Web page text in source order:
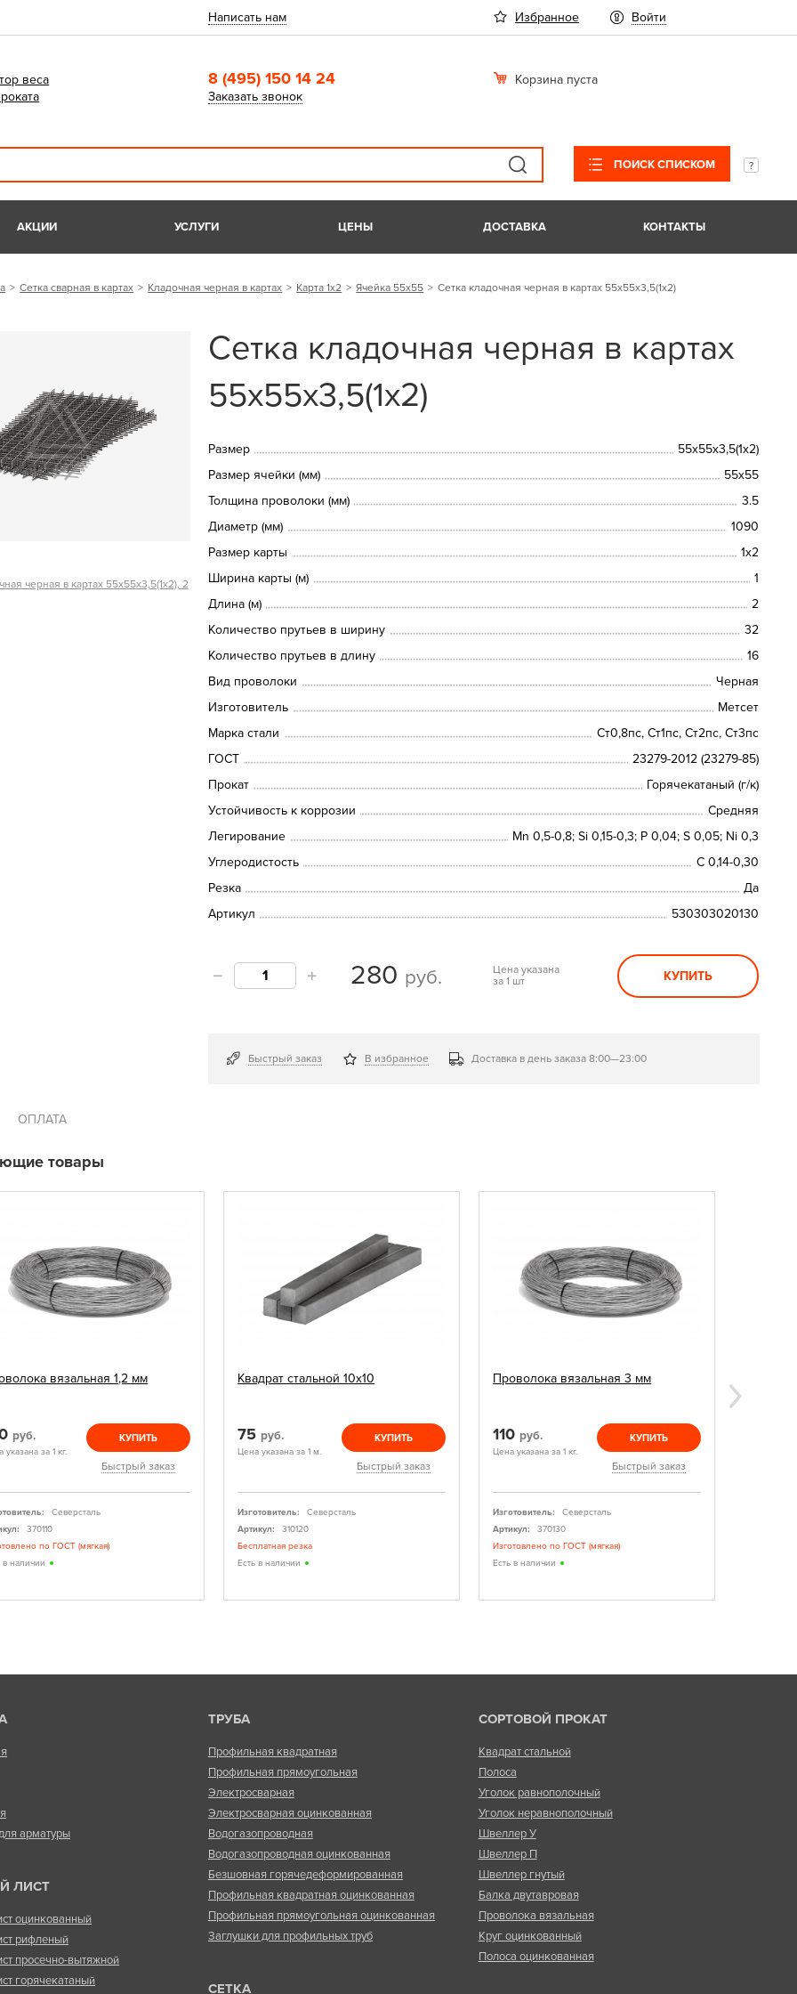
Написать нам Избранное Войти
веса
8 (495) 150 14 24
Заказать звонок
Корзина пуста
ПОИСК СПИСКОМ
АКЦИИ УСЛУГИ ЦЕНЫ ДОСТАВКА КОНТАКТЫ
Сетка сварная в картах Кладочная черная в картах Карта 1х2 Ячейка 55х55 Сетка кладочная черная в картах 55х55х3,5(1х2)
черная в картах 55х55х3,5(1х2), 2
Сетка кладочная черная в картах
55х55х3,5(1х2)
Размер
55х55х3,5(1х2)
Размер ячейки (мм)
55х55
Толщина проволоки (мм)
3.5
Диаметр (мм)
1090
Размер карты
1х2
Ширина карты (м)
1
Длина (м)
2
Количество прутьев в ширину
32
Количество прутьев в длину
16
Вид проволоки
Черная
Изготовитель
Метсет
Марка стали
Ст0,8пс, Ст1пс, Ст2пс, Ст3пс
ГОСТ
23279-2012 (23279-85)
Прокат
Горячекатаный (г/к)
Устойчивость к коррозии
Средняя
Легирование
Mn 0,5-0,8; Si 0,15-0,3; P 0,04; S 0,05; Ni 0,3
Углеродистость
C 0,14-0,30
Резка
Да
Артикул
530303020130
280 руб.
Цена указана
за 1 шт
КУПИТЬ
Быстрый заказ В избранное Доставка в день заказа 8:00—23:00
ОПЛАТА
товары
вязальная 1,2 мм
руб.
указана за 1 кг.
КУПИТЬ
Быстрый заказ
Северсталь
370110
по ГОСТ (мягкая)
в наличии
Квадрат стальной 10х10
75 руб.
Цена указана за 1 м.
КУПИТЬ
Быстрый заказ
Изготовитель:
Северсталь
Артикул:
310120
Бесплатная резка
Есть в наличии
Проволока вязальная 3 мм
110 руб.
Цена указана за 1 кг.
КУПИТЬ
Быстрый заказ
Изготовитель:
Северсталь
Артикул:
370130
Изготовлено по ГОСТ (мягкая)
Есть в наличии
арматуры
ЛИСТ
оцинкованный
рифленый
просечно-вытяжной
горячекатаный
ТРУБА
Профильная квадратная
Профильная прямоугольная
Электросварная
Электросварная оцинкованная
Водогазопроводная
Водогазопроводная оцинкованная
Безшовная горячедеформированная
Профильная квадратная оцинкованная
Профильная прямоугольная оцинкованная
Заглушки для профильных труб
СЕТКА
СОРТОВОЙ ПРОКАТ
Квадрат стальной
Полоса
Уголок равнополочный
Уголок неравнополочный
Швеллер У
Швеллер П
Швеллер гнутый
Балка двутавровая
Проволока вязальная
Круг оцинкованный
Полоса оцинкованная